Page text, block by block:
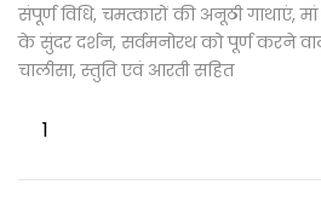
संपूर्ण विधि, चमत्कारों की अनूठी गाथाएं,
के सुंदर दर्शन, सर्वमनोरथ को पूर्ण करने वाला
चालीसा, स्तुति एवं आरती सहित
Lost